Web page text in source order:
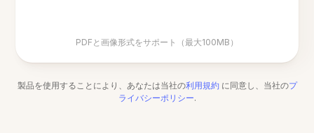
PDFと画像形式をサポート（最大100MB）
製品を使用することにより、あなたは当社の利用規約 に同意し、当社のプ
ライバシーポリシー.